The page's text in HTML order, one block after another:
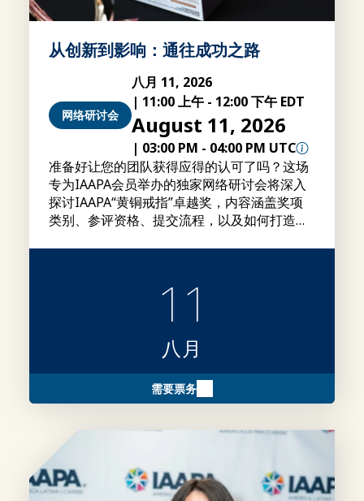
从创新到影响：通往成功之路
网络研讨会
八月 11, 2026
| 11:00 上午 - 12:00 下午 EDT
August 11, 2026
| 03:00 PM - 04:00 PM UTC
准备好让您的团队获得应得的认可了吗？这场
专为IAAPA会员举办的独家网络研讨会将深入
探讨IAAPA“黄铜戒指”卓越奖，内容涵盖奖项
类别、参评资格、提交流程，以及如何打造更
11
八月
需要票务